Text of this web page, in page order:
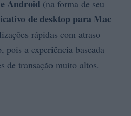
Android (na forma de seu
de desktop para Mac
rápidas com atraso
a experiência baseada
de transação muito altos.